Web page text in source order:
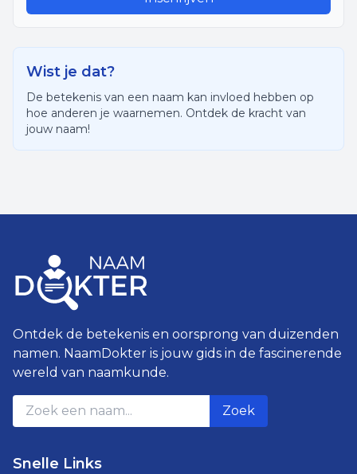
Wist je dat?
De betekenis van een naam kan invloed hebben op
hoe anderen je waarnemen. Ontdek de kracht van
jouw naam!
Ontdek de betekenis en oorsprong van duizenden
namen. NaamDokter is jouw gids in de fascinerende
wereld van naamkunde.
Zoek
Snelle Links